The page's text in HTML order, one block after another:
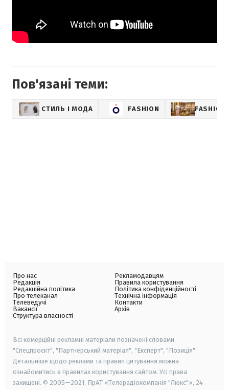
Пов'язані теми:
СТИЛЬ І МОДА FASHION
Про нас
Редакція
Редакційна політика
Про телеканал
Телеведучі
Вакансії
Структура власності
Рекламодавцям
Правила користування
Політика конфіденційності
Технічна інформація
Контакти
Архів
Всі комерційні рекламні матеріали позначені словами
"Спецпроєкт", "Партнерський матеріал", "Експерт", "Позиція".
Детальніше щодо реклами та правил цитування можна
ознайомитись в правилах користування сайтом. Усі права
захищені. © 2005—2021, ПрАТ «Телерадіокомпанія "Люкс"», 24